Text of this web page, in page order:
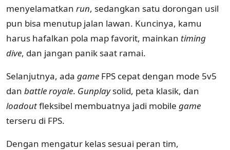
menyelamatkan run, sedangkan satu dorongan usil
pun bisa menutup jalan lawan. Kuncinya, kamu
harus hafalkan pola map favorit, mainkan timing
dive, dan jangan panik saat ramai.
Selanjutnya, ada game FPS cepat dengan mode 5v5
dan battle royale. Gunplaysolid, peta klasik, dan
loadoutfleksibel membuatnya jadi mobile game
terseru di FPS.
Dengan mengatur kelas sesuai peran tim,